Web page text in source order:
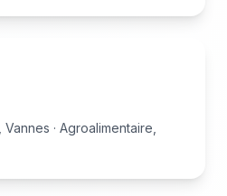
· Agroalimentaire,